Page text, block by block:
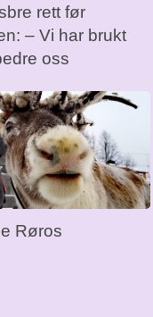
rett før
– Vi har brukt
oss
Røros